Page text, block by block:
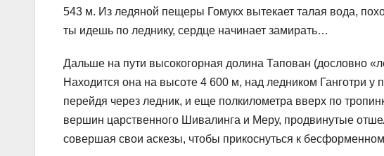
543 м. Из ледяной пещеры Гомукх вытекает талая вода,
ты идешь по леднику, сердце начинает замирать…
Дальше на пути высокогорная долина Тапован (дословно
Находится она на высоте 4 600 м, над ледником Ганготри
перейдя через ледник, и еще полкилометра вверх по
вершин царственного Шивалинга и Меру, продвинутые
совершая свои аскезы, чтобы прикоснуться к